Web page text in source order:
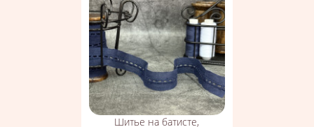
Шитье на батисте,